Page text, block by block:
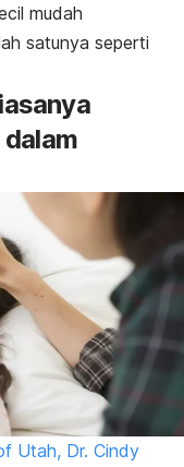
mudah
satunya seperti
Utah, Dr. Cindy